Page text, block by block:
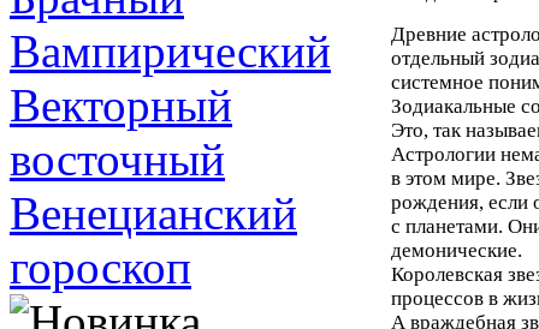
Вампирический
Векторный
восточный
Венецианский
гороскоп
Древние
отдельный
системное
Зодиакальные
Это, так
Астрологии
в этом мире.
рождения, если
с планетами.
демонические.
Королевская
процессов в
А враждебная